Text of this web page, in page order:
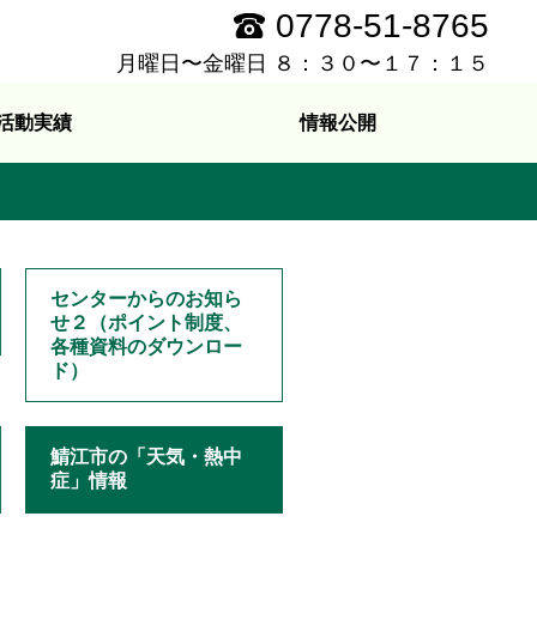
0778-51-8765
月曜日〜金曜日 ８：３０〜１７：１５
動実績 情報公開
センターからのお知ら
せ２（ポイント制度、
各種資料のダウンロー
ド）
鯖江市の「天気・熱中
症」情報